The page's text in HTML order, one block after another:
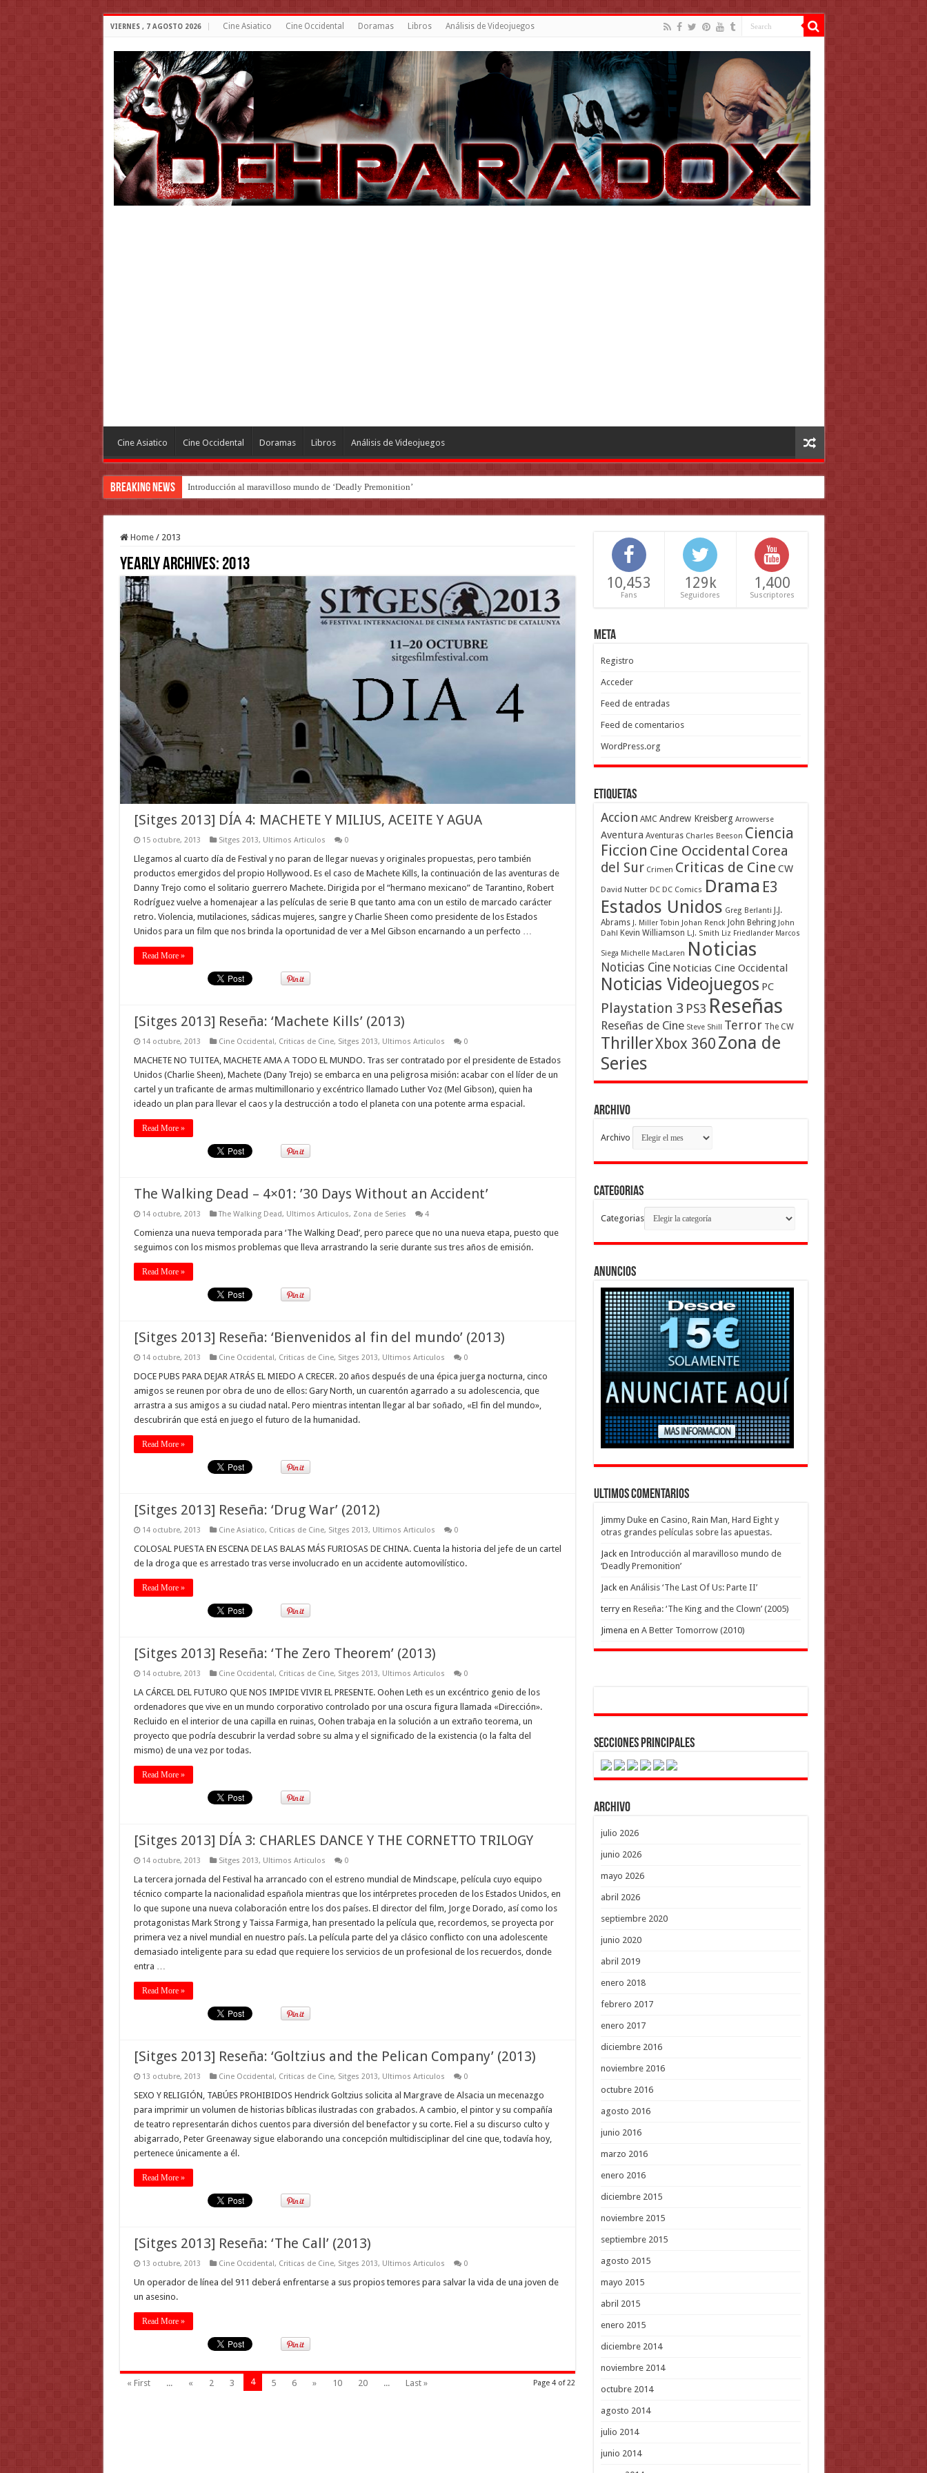
VIERNES , 7 AGOSTO 2026 Cine Asiatico Cine Occidental Doramas Libros Análisis de Videojuegos
Cine Asiatico Cine Occidental Doramas Libros Análisis de Videojuegos
Breaking News Introducción al maravilloso mundo de ‘Deadly Premonition’
Home / 2013
Yearly Archives: 2013
[Sitges 2013] DÍA 4: MACHETE Y MILIUS, ACEITE Y AGUA
15 octubre, 2013 Sitges 2013, Ultimos Articulos 0
Llegamos al cuarto día de Festival y no paran de llegar nuevas y originales propuestas, pero también
productos emergidos del propio Hollywood. Es el caso de Machete Kills, la continuación de las aventuras de
Danny Trejo como el solitario guerrero Machete. Dirigida por el “hermano mexicano” de Tarantino, Robert
Rodríguez vuelve a homenajear a las películas de serie B que tanto ama con un estilo de marcado carácter
retro. Violencia, mutilaciones, sádicas mujeres, sangre y Charlie Sheen como presidente de los Estados
Unidos para un film que nos brinda la oportunidad de ver a Mel Gibson encarnando a un perfecto …
Read More »
[Sitges 2013] Reseña: ‘Machete Kills’ (2013)
14 octubre, 2013 Cine Occidental, Criticas de Cine, Sitges 2013, Ultimos Articulos 0
MACHETE NO TUITEA, MACHETE AMA A TODO EL MUNDO. Tras ser contratado por el presidente de Estados
Unidos (Charlie Sheen), Machete (Dany Trejo) se embarca en una peligrosa misión: acabar con el líder de un
cartel y un traficante de armas multimillonario y excéntrico llamado Luther Voz (Mel Gibson), quien ha
ideado un plan para llevar el caos y la destrucción a todo el planeta con una potente arma espacial.
Read More »
The Walking Dead – 4×01: ’30 Days Without an Accident’
14 octubre, 2013 The Walking Dead, Ultimos Articulos, Zona de Series 4
Comienza una nueva temporada para ‘The Walking Dead’, pero parece que no una nueva etapa, puesto que
seguimos con los mismos problemas que lleva arrastrando la serie durante sus tres años de emisión.
Read More »
[Sitges 2013] Reseña: ‘Bienvenidos al fin del mundo’ (2013)
14 octubre, 2013 Cine Occidental, Criticas de Cine, Sitges 2013, Ultimos Articulos 0
DOCE PUBS PARA DEJAR ATRÁS EL MIEDO A CRECER. 20 años después de una épica juerga nocturna, cinco
amigos se reunen por obra de uno de ellos: Gary North, un cuarentón agarrado a su adolescencia, que
arrastra a sus amigos a su ciudad natal. Pero mientras intentan llegar al bar soñado, «El fin del mundo»,
descubrirán que está en juego el futuro de la humanidad.
Read More »
[Sitges 2013] Reseña: ‘Drug War’ (2012)
14 octubre, 2013 Cine Asiatico, Criticas de Cine, Sitges 2013, Ultimos Articulos 0
COLOSAL PUESTA EN ESCENA DE LAS BALAS MÁS FURIOSAS DE CHINA. Cuenta la historia del jefe de un cartel
de la droga que es arrestado tras verse involucrado en un accidente automovilístico.
Read More »
[Sitges 2013] Reseña: ‘The Zero Theorem’ (2013)
14 octubre, 2013 Cine Occidental, Criticas de Cine, Sitges 2013, Ultimos Articulos 0
LA CÁRCEL DEL FUTURO QUE NOS IMPIDE VIVIR EL PRESENTE. Oohen Leth es un excéntrico genio de los
ordenadores que vive en un mundo corporativo controlado por una oscura figura llamada «Dirección».
Recluido en el interior de una capilla en ruinas, Oohen trabaja en la solución a un extraño teorema, un
proyecto que podría descubrir la verdad sobre su alma y el significado de la existencia (o la falta del
mismo) de una vez por todas.
Read More »
[Sitges 2013] DÍA 3: CHARLES DANCE Y THE CORNETTO TRILOGY
14 octubre, 2013 Sitges 2013, Ultimos Articulos 0
La tercera jornada del Festival ha arrancado con el estreno mundial de Mindscape, película cuyo equipo
técnico comparte la nacionalidad española mientras que los intérpretes proceden de los Estados Unidos, en
lo que supone una nueva colaboración entre los dos países. El director del film, Jorge Dorado, así como los
protagonistas Mark Strong y Taissa Farmiga, han presentado la película que, recordemos, se proyecta por
primera vez a nivel mundial en nuestro país. La película parte del ya clásico conflicto con una adolescente
demasiado inteligente para su edad que requiere los servicios de un profesional de los recuerdos, donde
entra …
Read More »
[Sitges 2013] Reseña: ‘Goltzius and the Pelican Company’ (2013)
13 octubre, 2013 Cine Occidental, Criticas de Cine, Sitges 2013, Ultimos Articulos 0
SEXO Y RELIGIÓN, TABÚES PROHIBIDOS Hendrick Goltzius solicita al Margrave de Alsacia un mecenazgo
para imprimir un volumen de historias bíblicas ilustradas con grabados. A cambio, el pintor y su compañía
de teatro representarán dichos cuentos para diversión del benefactor y su corte. Fiel a su discurso culto y
abigarrado, Peter Greenaway sigue elaborando una concepción multidisciplinar del cine que, todavía hoy,
pertenece únicamente a él.
Read More »
[Sitges 2013] Reseña: ‘The Call’ (2013)
13 octubre, 2013 Cine Occidental, Criticas de Cine, Sitges 2013, Ultimos Articulos 0
Un operador de línea del 911 deberá enfrentarse a sus propios temores para salvar la vida de una joven de
un asesino.
Read More »
Page 4 of 22
« First ... « 2 3 4 5 6 » 10 20 ... Last »
10,453
Fans
129k
Seguidores
1,400
Suscriptores
Meta
Registro
Acceder
Feed de entradas
Feed de comentarios
WordPress.org
Etiquetas
Accion AMC Andrew Kreisberg Arrowverse
Aventura Aventuras Charles Beeson Ciencia
Ficcion Cine Occidental Corea
del Sur Crimen Criticas de Cine CW
David Nutter DC DC Comics Drama E3
Estados Unidos Greg Berlanti
J.J.
Abrams J. Miller Tobin Johan Renck John Behring John
Dahl Kevin Williamson L.J. Smith Liz Friedlander Marcos
Siega Michelle MacLaren Noticias
Noticias Cine Noticias Cine Occidental
Noticias Videojuegos PC
Playstation 3 PS3 Reseñas
Reseñas de Cine Steve Shill Terror The CW
ThrillerXbox 360 Zona de
Series
Archivo
Archivo
Categorias
Categorias
Anuncios
Ultimos Comentarios
Jimmy Dukeen Casino, Rain Man, Hard Eight y
otras grandes películas sobre las apuestas.
Jacken Introducción al maravilloso mundo de
‘Deadly Premonition’
Jacken Análisis ‘The Last Of Us: Parte II’
terryen Reseña: ‘The King and the Clown’ (2005)
Jimena en A Better Tomorrow (2010)
Secciones Principales
Archivo
julio 2026
junio 2026
mayo 2026
abril 2026
septiembre 2020
junio 2020
abril 2019
enero 2018
febrero 2017
enero 2017
diciembre 2016
noviembre 2016
octubre 2016
agosto 2016
junio 2016
marzo 2016
enero 2016
diciembre 2015
noviembre 2015
septiembre 2015
agosto 2015
mayo 2015
abril 2015
enero 2015
diciembre 2014
noviembre 2014
octubre 2014
agosto 2014
julio 2014
junio 2014